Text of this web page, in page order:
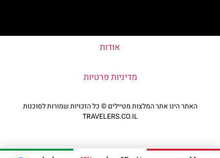
אודות
מדיניות פרטיות
האתר הינו אתר המלצות מטיילים © כל הזכויות שמורות לסוכנות
TRAVELERS.CO.IL